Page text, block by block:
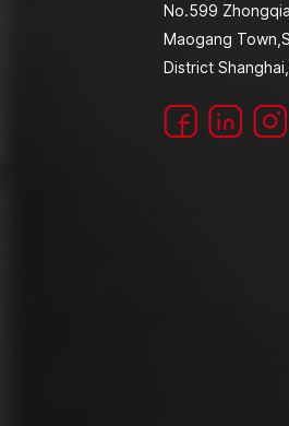
No.599
Maogang
District